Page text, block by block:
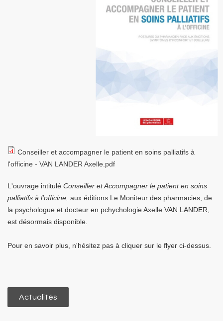
Conseiller et accompagner le patient en soins palliatifs à
l'officine - VAN LANDER Axelle.pdf
L'ouvrage intitulé Conseiller et Accompagner le patient en soins
palliatifs à l'officine, aux éditions Le Moniteur des pharmacies, de
la psychologue et docteur en pchychologie Axelle VAN LANDER,
est désormais disponible.
Pour en savoir plus, n'hésitez pas à cliquer sur le flyer ci-dessus.
Actualités